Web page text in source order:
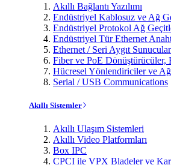
Akıllı Bağlantı Yazılımı
Endüstriyel Kablosuz ve Ağ
Endüstriyel Protokol Ağ
Endüstriyel Tür Ethernet
Ethernet / Seri Aygıt
Fiber ve PoE Dönüştürücüler,
Hücresel Yönlendiriciler ve
Serial / USB Communications
Akıllı Sistemler
Akıllı Ulaşım Sistemleri
Akıllı Video Platformları
Box IPC
CPCI ile VPX Bladeler ve